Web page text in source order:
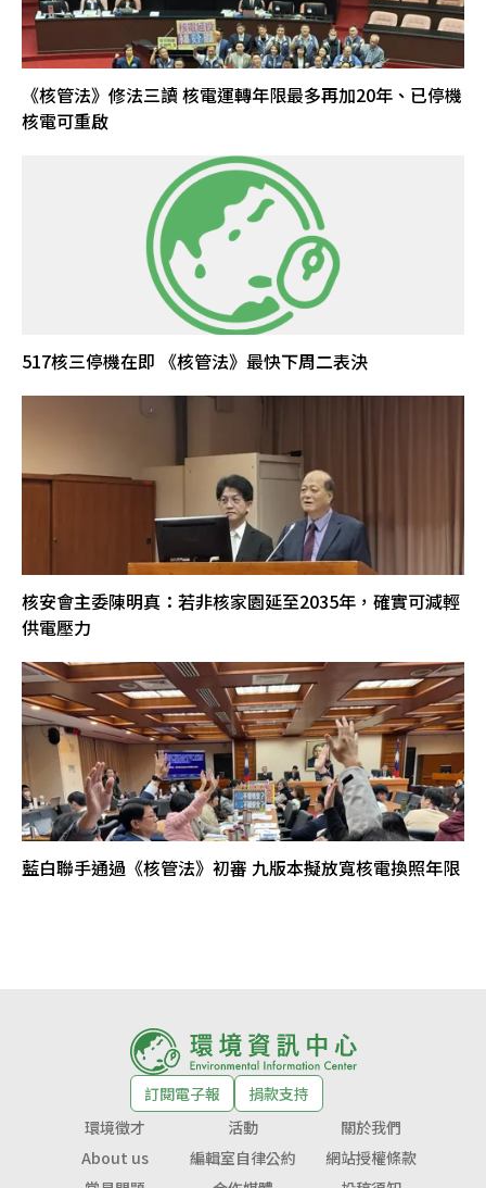
《核管法》修法三讀 核電運轉年限最多再加20年、已停機
核電可重啟
517核三停機在即 《核管法》最快下周二表決
核安會主委陳明真：若非核家園延至2035年，確實可減輕
供電壓力
藍白聯手通過《核管法》初審 九版本擬放寬核電換照年限
訂閱電子報
捐款支持
環境徵才
活動
關於我們
About us
編輯室自律公約
網站授權條款